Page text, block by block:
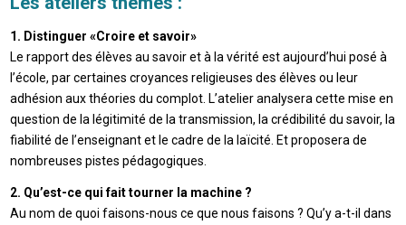
1. Distinguer «Croire et savoir»
Le rapport des élèves au savoir et à la vérité est aujourd’hui posé à
l’école, par certaines croyances religieuses des élèves ou leur
adhésion aux théories du complot. L’atelier analysera cette mise en
question de la légitimité de la transmission, la crédibilité du savoir, la
fiabilité de l’enseignant et le cadre de la laïcité. Et proposera de
nombreuses pistes pédagogiques.
2. Qu’est-ce qui fait tourner la machine ?
Au nom de quoi faisons-nous ce que nous faisons ? Qu’y a-t-il dans